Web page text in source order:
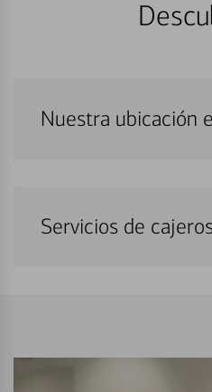
Nuestra ubicación
Servicios de